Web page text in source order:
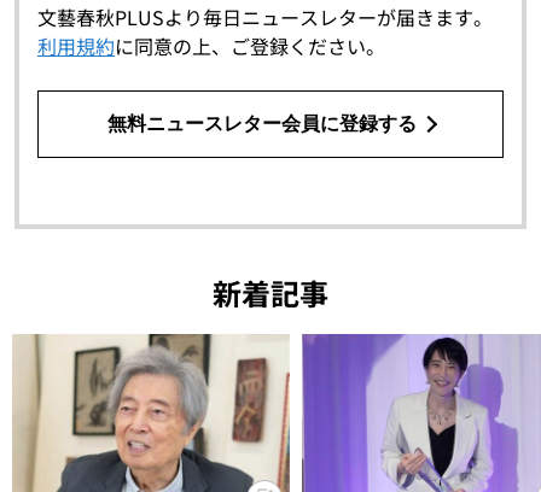
文藝春秋PLUSより毎日ニュースレターが届きます。
利用規約に同意の上、ご登録ください。
無料ニュースレター会員に登録する
新着記事